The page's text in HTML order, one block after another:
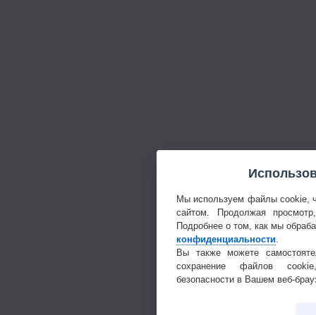
Мы используем файлы cookie,
сайтом. Продолжая
Подробнее о том, как мы
конфиденциальности
Вы также можете
сохранение файлов
безопасности в Вашем веб-